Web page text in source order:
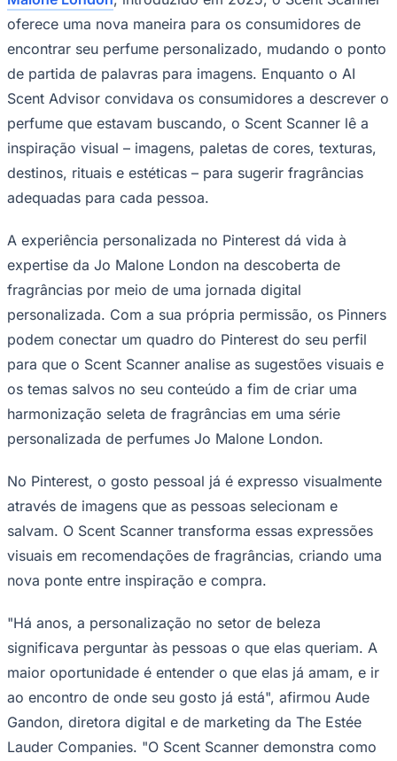
Ceará
Malone London , introduzido em 2025, o Scent Scanner
oferece uma nova maneira para os consumidores de
encontrar seu perfume personalizado, mudando o ponto
de partida de palavras para imagens. Enquanto o AI
Scent Advisor convidava os consumidores a descrever o
perfume que estavam buscando, o Scent Scanner lê a
inspiração visual – imagens, paletas de cores, texturas,
destinos, rituais e estéticas – para sugerir fragrâncias
A experiência personalizada no Pinterest dá vida à
expertise da Jo Malone London na descoberta de
fragrâncias por meio de uma jornada digital
personalizada. Com a sua própria permissão, os Pinners
podem conectar um quadro do Pinterest do seu perfil
para que o Scent Scanner analise as sugestões visuais e
os temas salvos no seu conteúdo a fim de criar uma
harmonização seleta de fragrâncias em uma série
No Pinterest, o gosto pessoal já é expresso visualmente
através de imagens que as pessoas selecionam e
salvam. O Scent Scanner transforma essas expressões
visuais em recomendações de fragrâncias, criando uma
"Há anos, a personalização no setor de beleza
significava perguntar às pessoas o que elas queriam. A
maior oportunidade é entender o que elas já amam, e ir
ao encontro de onde seu gosto já está", afirmou Aude
Gandon, diretora digital e de marketing da The Estée